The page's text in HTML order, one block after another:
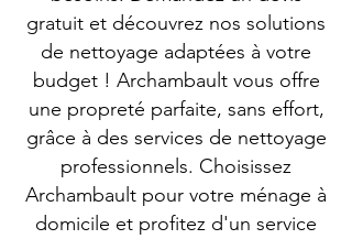
gratuit et découvrez nos solutions
de nettoyage adaptées à votre
budget ! Archambault vous offre
une propreté parfaite, sans effort,
grâce à des services de nettoyage
professionnels. Choisissez
Archambault pour votre ménage à
domicile et profitez d'un service